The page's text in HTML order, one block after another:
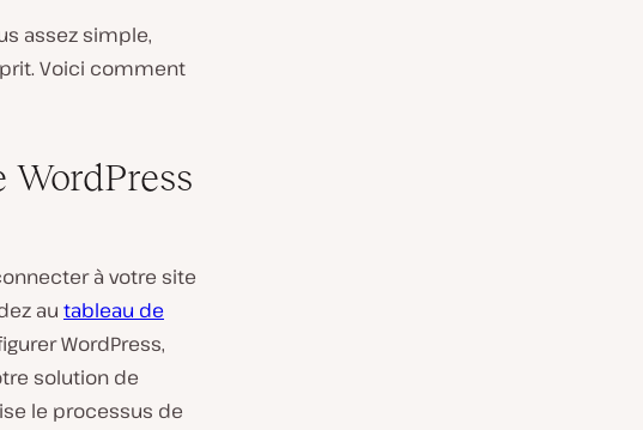
assez simple,
Voici comment
WordPress
à votre site
au tableau de
WordPress,
solution de
le processus de